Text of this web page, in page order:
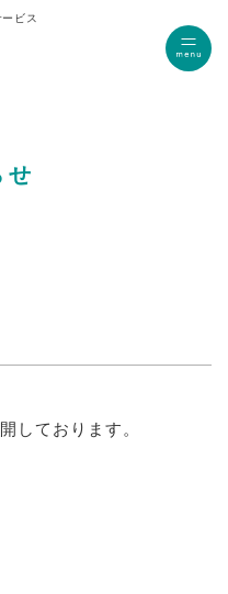
ビス
せ
しております。